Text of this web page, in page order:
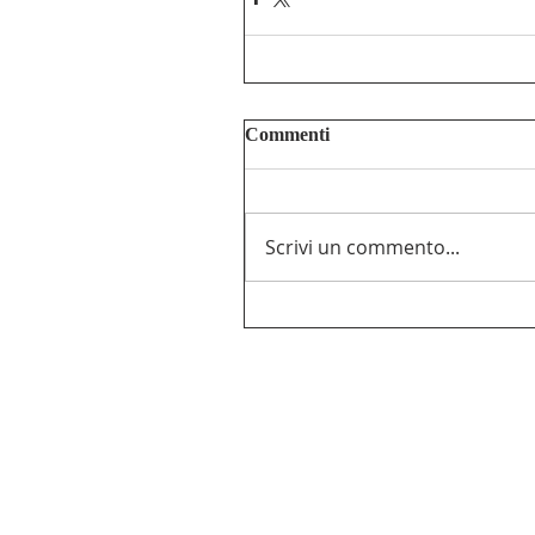
Commenti
Scrivi un commento...